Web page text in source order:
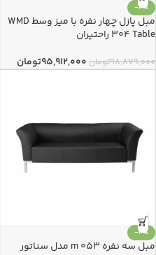
-3%
مبل پازل چهار نفره با میز وسط WMD
304 Table راحتیران
۹۸,۸۷۹,۰۰۰تومان ۹۵,۹۱۲,۰۰۰تومان
-3%
مبل سه نفره m 053 مدل سناتور